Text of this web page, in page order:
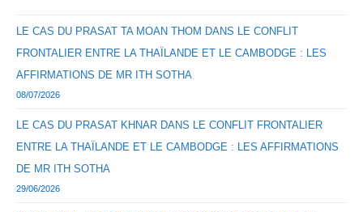
LE CAS DU PRASAT TA MOAN THOM DANS LE CONFLIT
FRONTALIER ENTRE LA THAÏLANDE ET LE CAMBODGE : LES
AFFIRMATIONS DE MR ITH SOTHA
08/07/2026
LE CAS DU PRASAT KHNAR DANS LE CONFLIT FRONTALIER
ENTRE LA THAÏLANDE ET LE CAMBODGE : LES AFFIRMATIONS
DE MR ITH SOTHA
29/06/2026